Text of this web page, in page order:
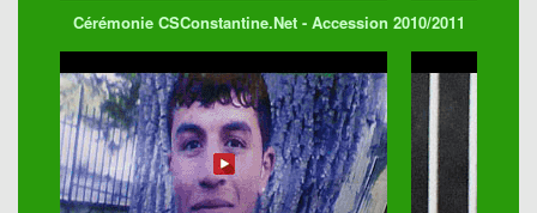
Cérémonie CSConstantine.Net - Accession 2010/2011